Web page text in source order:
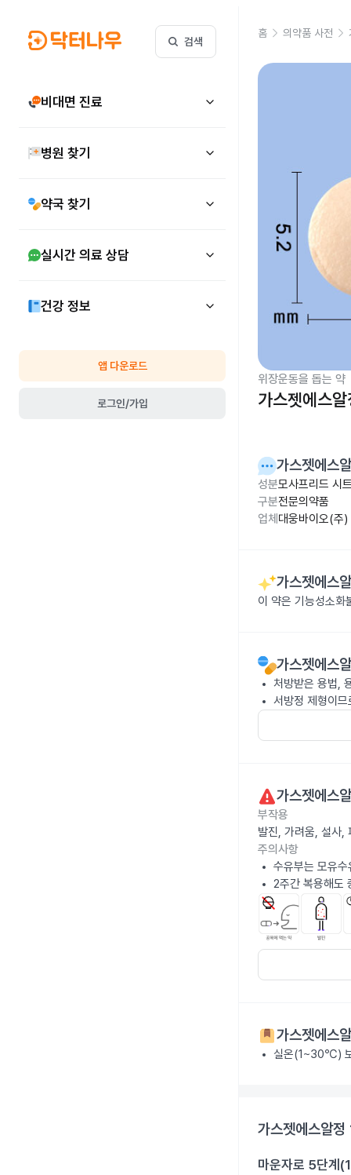
검색
비대면 진료
병원 찾기
약국 찾기
실시간 의료 상담
건강 정보
앱 다운로드
로그인/가입
홈 의약품 사전
위장운동을 돕는 약
가스젯에스
가스젯에스
성분모사프리드 시
구분전문의약품
업체 대웅바이오(주)
가스젯에스
이 약은 기능성소화
가스젯에스
처방받은 용법,
서방정 제형이
가스젯에스
부작용
발진, 가려움, 설사,
주의사항
수유부는 모유
2주간 복용해도
가스젯에스
실온(1~30℃)
가스젯에스알
마운자로 5단계